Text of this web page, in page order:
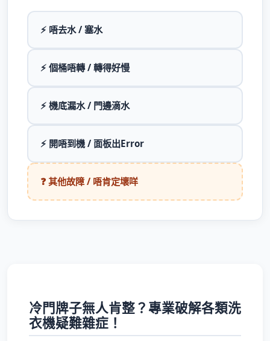
⚡ 唔去水 / 塞水
⚡ 個桶唔轉 / 轉得好慢
⚡ 機底漏水 / 門邊滴水
⚡ 開唔到機 / 面板出Error
❓ 其他故障 / 唔肯定壞咩
冷門牌子無人肯整？專業破解各類洗
衣機疑難雜症！